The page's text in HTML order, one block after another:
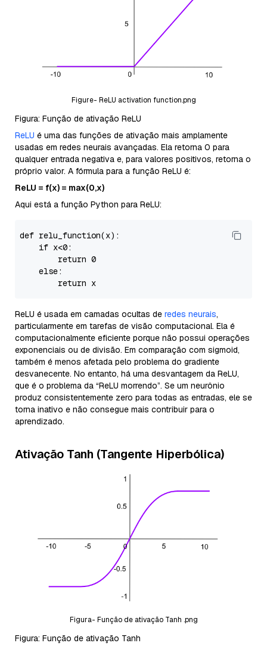
Figure- ReLU activation function.png
Figura: Função de ativação ReLU
ReLU é uma das funções de ativação mais amplamente
usadas em redes neurais avançadas. Ela retorna 0 para
qualquer entrada negativa e, para valores positivos, retorna o
próprio valor. A fórmula para a função ReLU é:
ReLU = f(x) = max(0,x)
Aqui está a função Python para ReLU:
def relu_function(x):
if x<0:
return 0
else:
return
ReLU é usada em camadas ocultas de redes neurais,
particularmente em tarefas de visão computacional. Ela é
computacionalmente eficiente porque não possui operações
exponenciais ou de divisão. Em comparação com sigmoid,
também é menos afetada pelo problema do gradiente
desvanecente. No entanto, há uma desvantagem da ReLU,
que é o problema da “ReLU morrendo”. Se um neurônio
produz consistentemente zero para todas as entradas, ele se
torna inativo e não consegue mais contribuir para o
aprendizado.
Ativação Tanh (Tangente Hiperbólica)
Figura- Função de ativação Tanh .png
Figura: Função de ativação Tanh